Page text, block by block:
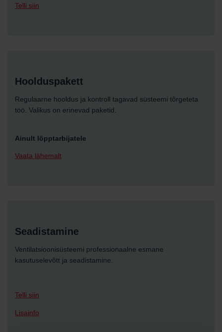
Telli siin
Hoolduspakett
Regulaarne hooldus ja kontroll tagavad süsteemi tõrgeteta
töö. Valikus on erinevad paketid.
Ainult lõpptarbijatele
Vaata lähemalt
Seadistamine
Ventilatsioonisüsteemi professionaalne esmane
kasutuselevõtt ja seadistamine.
Telli siin
Lisainfo